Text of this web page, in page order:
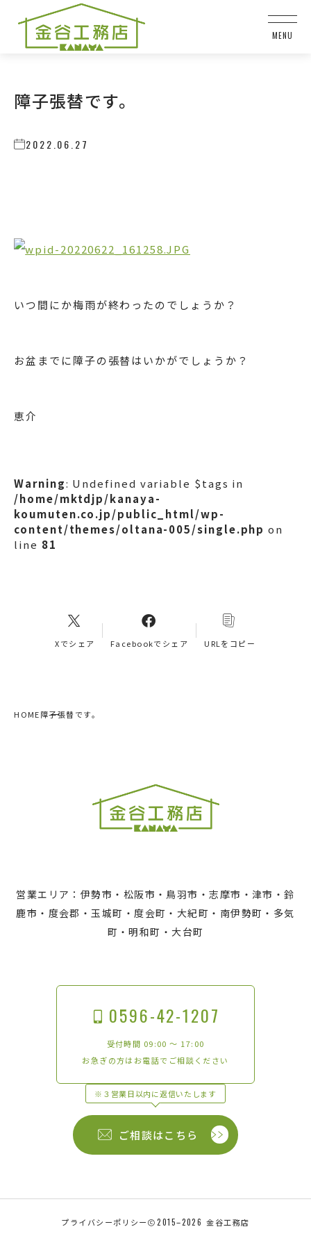
障子張替です。
2022.06.27
いつ間にか梅雨が終わったのでしょうか？
お盆までに障子の張替はいかがでしょうか？
恵介
Warning: Undefined variable $tags in
/home/mktdjp/kanaya-
koumuten.co.jp/public_html/wp-
content/themes/oltana-005/single.php on
line 81
Xでシェア Facebookでシェア URLをコピー
HOME障子張替です。
営業エリア：伊勢市・松阪市・鳥羽市・志摩市・津市・鈴
鹿市・度会郡・玉城町・度会町・大紀町・南伊勢町・多気
町・明和町・大台町
0596-42-1207
受付時間 09:00 〜 17:00
お急ぎの方はお電話でご相談ください
※３営業日以内に返信いたします
ご相談はこちら
プライバシーポリシー 2015–2026 金谷工務店